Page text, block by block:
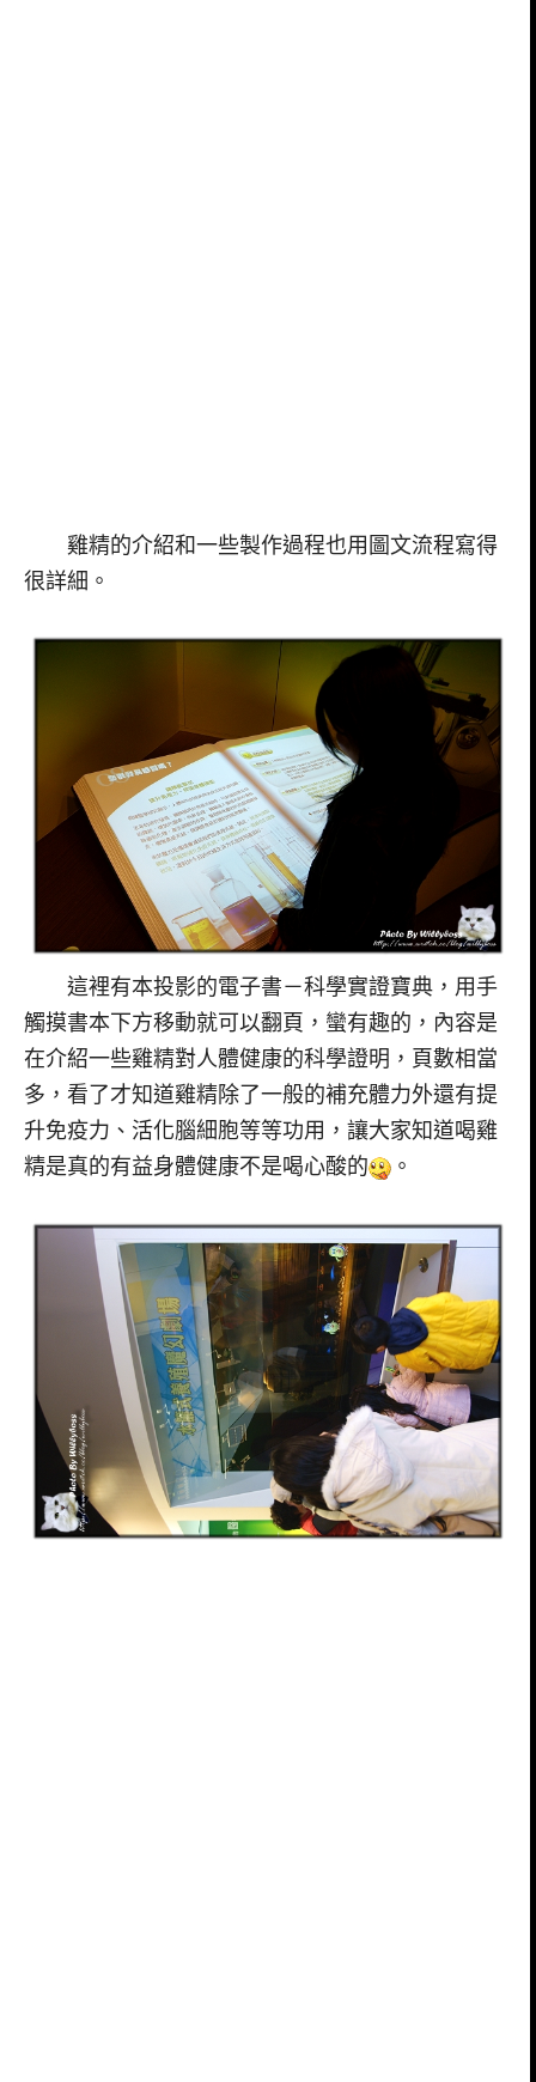
雞精的介紹和一些製作過程也用圖文流程寫得
很詳細。
這裡有本投影的電子書－科學實證寶典，用手
觸摸書本下方移動就可以翻頁，蠻有趣的，內容是
在介紹一些雞精對人體健康的科學證明，頁數相當
多，看了才知道雞精除了一般的補充體力外還有提
升免疫力、活化腦細胞等等功用，讓大家知道喝雞
精是真的有益身體健康不是喝心酸的
。